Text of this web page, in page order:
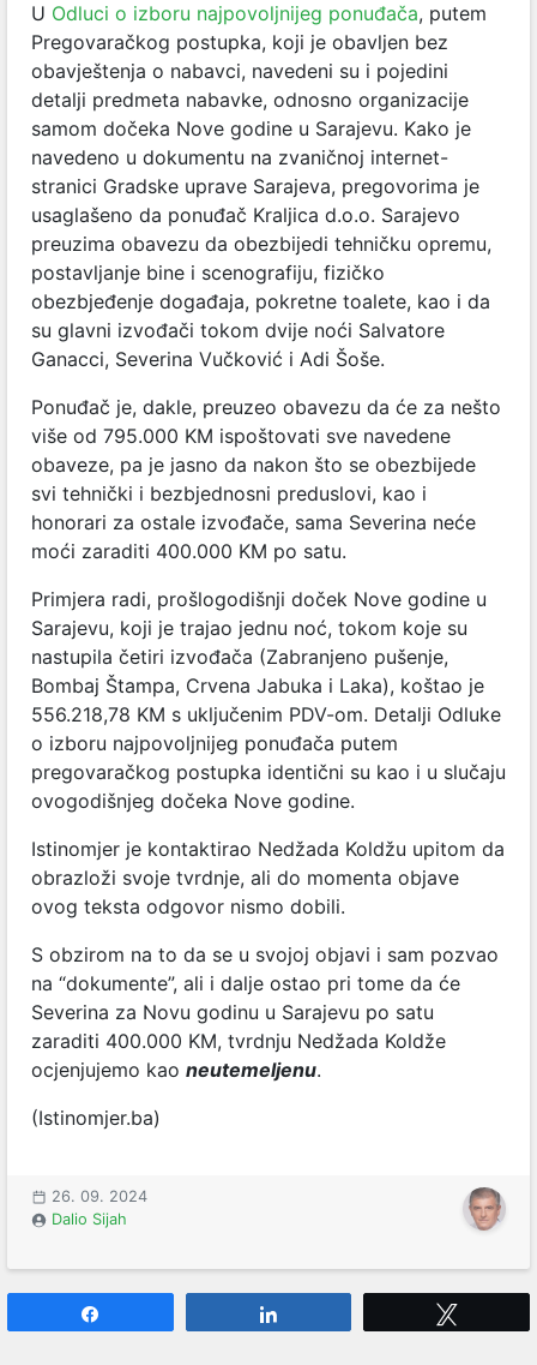
U Odluci o izboru najpovoljnijeg ponuđača, putem
Pregovaračkog postupka, koji je obavljen bez
obavještenja o nabavci, navedeni su i pojedini
detalji predmeta nabavke, odnosno organizacije
samom dočeka Nove godine u Sarajevu. Kako je
navedeno u dokumentu na zvaničnoj internet-
stranici Gradske uprave Sarajeva, pregovorima je
usaglašeno da ponuđač Kraljica d.o.o. Sarajevo
preuzima obavezu da obezbijedi tehničku opremu,
postavljanje bine i scenografiju, fizičko
obezbjeđenje događaja, pokretne toalete, kao i da
su glavni izvođači tokom dvije noći Salvatore
Ganacci, Severina Vučković i Adi Šoše.
Ponuđač je, dakle, preuzeo obavezu da će za nešto
više od 795.000 KM ispoštovati sve navedene
obaveze, pa je jasno da nakon što se obezbijede
svi tehnički i bezbjednosni preduslovi, kao i
honorari za ostale izvođače, sama Severina neće
moći zaraditi 400.000 KM po satu.
Primjera radi, prošlogodišnji doček Nove godine u
Sarajevu, koji je trajao jednu noć, tokom koje su
nastupila četiri izvođača (Zabranjeno pušenje,
Bombaj Štampa, Crvena Jabuka i Laka), koštao je
556.218,78 KM s uključenim PDV-om. Detalji Odluke
o izboru najpovoljnijeg ponuđača putem
pregovaračkog postupka identični su kao i u slučaju
ovogodišnjeg dočeka Nove godine.
Istinomjer je kontaktirao Nedžada Koldžu upitom da
obrazloži svoje tvrdnje, ali do momenta objave
ovog teksta odgovor nismo dobili.
S obzirom na to da se u svojoj objavi i sam pozvao
na “dokumente”, ali i dalje ostao pri tome da će
Severina za Novu godinu u Sarajevu po satu
zaraditi 400.000 KM, tvrdnju Nedžada Koldže
ocjenjujemo kao neutemeljenu.
(Istinomjer.ba)
26. 09. 2024
Dalio Sijah